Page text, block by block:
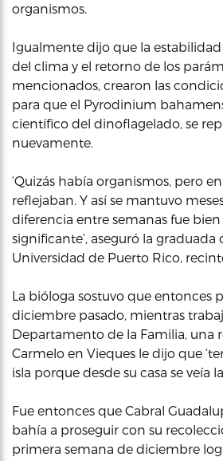
organismos.
Igualmente dijo que la
del clima y el retorno de los
mencionados, crearon las
para que el Pyrodinium
científico del dinoflagelado, se
nuevamente.
‘Quizás había organismos, pero
reflejaban. Y así se mantuvo
diferencia entre semanas fue
significante’, aseguró la graduada
Universidad de Puerto Rico,
La bióloga sostuvo que entonces
diciembre pasado, mientras
Departamento de la Familia, una
Carmelo en Vieques le dijo que
isla porque desde su casa se veía
Fue entonces que Cabral
bahía a proseguir con su
primera semana de diciembre